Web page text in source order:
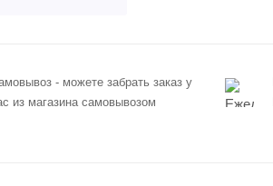
- можете забрать заказ у
из магазина самовывозом